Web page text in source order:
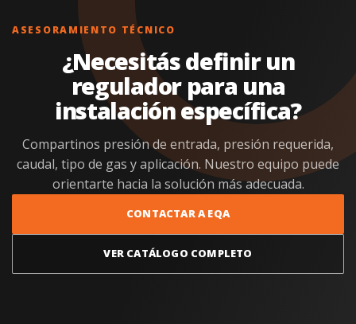
ASESORAMIENTO TÉCNICO
¿Necesitás definir un
regulador para una
instalación específica?
Compartinos presión de entrada, presión requerida,
caudal, tipo de gas y aplicación. Nuestro equipo puede
orientarte hacia la solución más adecuada.
CONTACTAR A EQA
VER CATÁLOGO COMPLETO